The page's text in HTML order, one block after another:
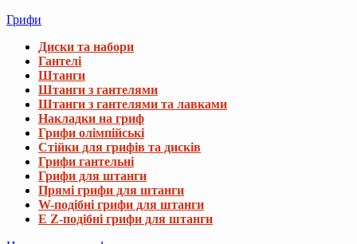
Грифи
Диски та набори
Гантелі
Штанги
Штанги з гантелями
Штанги з гантелями та лавками
Накладки на гриф
Грифи олімпійські
Стійки для грифів та дисків
Грифи гантельні
Грифи для штанги
Прямі грифи для штанги
W-подібні грифи для штанги
E Z-подібні грифи для штанги